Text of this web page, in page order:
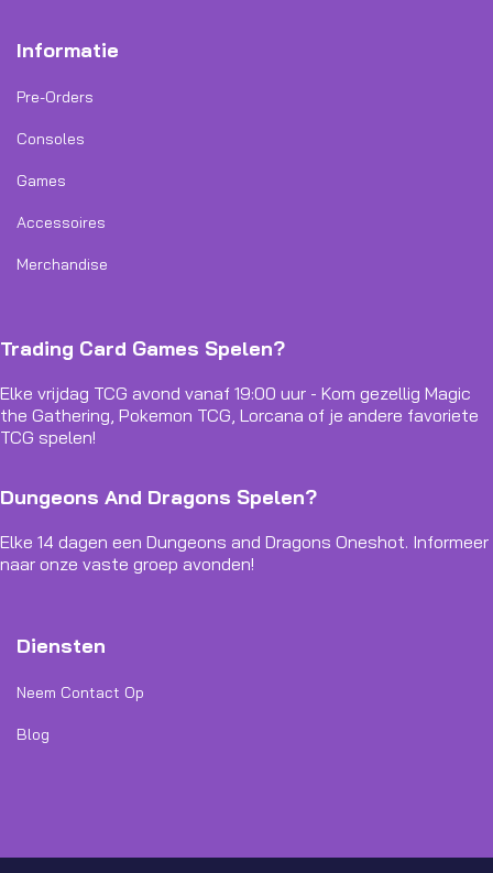
Informatie
Pre-Orders
Consoles
Games
Accessoires
Merchandise
Trading Card Games Spelen?
Elke vrijdag TCG avond vanaf 19:00 uur - Kom gezellig Magic
the Gathering, Pokemon TCG, Lorcana of je andere favoriete
TCG spelen!
Dungeons And Dragons Spelen?
Elke 14 dagen een Dungeons and Dragons Oneshot. Informeer
naar onze vaste groep avonden!
Diensten
Neem Contact Op
Blog